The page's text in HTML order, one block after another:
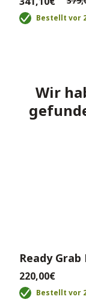
Bestellt vor
Wir
Ready
220,00€
Bestellt vor